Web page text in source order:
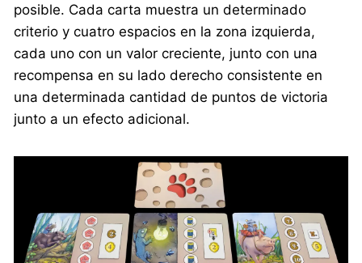
posible. Cada carta muestra un determinado
criterio y cuatro espacios en la zona izquierda,
cada uno con un valor creciente, junto con una
recompensa en su lado derecho consistente en
una determinada cantidad de puntos de victoria
junto a un efecto adicional.